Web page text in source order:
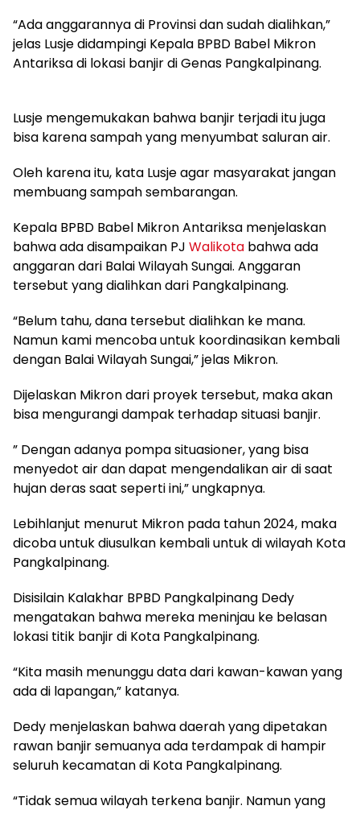
“Ada anggarannya di Provinsi dan sudah dialihkan,”
jelas Lusje didampingi Kepala BPBD Babel Mikron
Antariksa di lokasi banjir di Genas Pangkalpinang.
Lusje mengemukakan bahwa banjir terjadi itu juga
bisa karena sampah yang menyumbat saluran air.
Oleh karena itu, kata Lusje agar masyarakat jangan
membuang sampah sembarangan.
Kepala BPBD Babel Mikron Antariksa menjelaskan
bahwa ada disampaikan PJ Walikota bahwa ada
anggaran dari Balai Wilayah Sungai. Anggaran
tersebut yang dialihkan dari Pangkalpinang.
“Belum tahu, dana tersebut dialihkan ke mana.
Namun kami mencoba untuk koordinasikan kembali
dengan Balai Wilayah Sungai,” jelas Mikron.
Dijelaskan Mikron dari proyek tersebut, maka akan
bisa mengurangi dampak terhadap situasi banjir.
” Dengan adanya pompa situasioner, yang bisa
menyedot air dan dapat mengendalikan air di saat
hujan deras saat seperti ini,” ungkapnya.
Lebihlanjut menurut Mikron pada tahun 2024, maka
dicoba untuk diusulkan kembali untuk di wilayah Kota
Pangkalpinang.
Disisilain Kalakhar BPBD Pangkalpinang Dedy
mengatakan bahwa mereka meninjau ke belasan
lokasi titik banjir di Kota Pangkalpinang.
“Kita masih menunggu data dari kawan-kawan yang
ada di lapangan,” katanya.
Dedy menjelaskan bahwa daerah yang dipetakan
rawan banjir semuanya ada terdampak di hampir
seluruh kecamatan di Kota Pangkalpinang.
“Tidak semua wilayah terkena banjir. Namun yang